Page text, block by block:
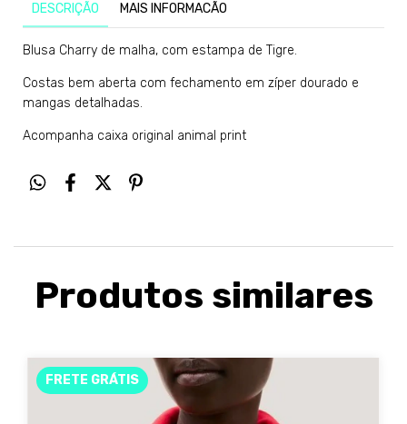
DESCRIÇÃO MAIS INFORMACÃO
Blusa Charry de malha, com estampa de Tigre.
Costas bem aberta com fechamento em zíper dourado e
mangas detalhadas.
Acompanha caixa original animal print
Produtos similares
FRETE GRÁTIS